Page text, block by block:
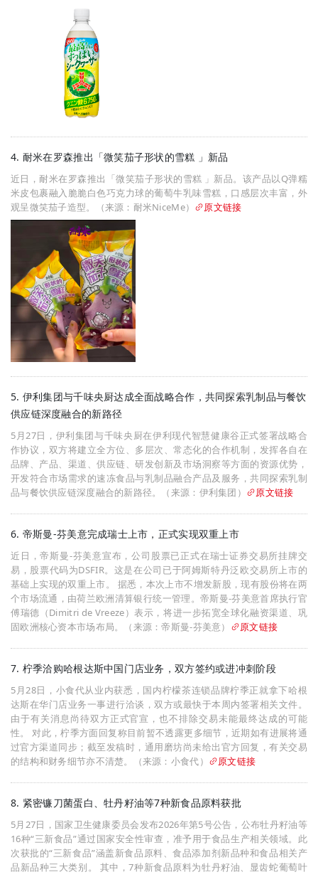
4. 耐米在罗森推出「微笑茄子形状的雪糕 」新品
近日，耐米在罗森推出「微笑茄子形状的雪糕 」新品。该产品以Q弹糯
米皮包裹融入脆脆白色巧克力球的葡萄牛乳味雪糕，口感层次丰富，外
观呈微笑茄子造型。（来源：耐米NiceMe）
原文链接
5. 伊利集团与千味央厨达成全面战略合作，共同探索乳制品与餐饮
供应链深度融合的新路径
5月27日，伊利集团与千味央厨在伊利现代智慧健康谷正式签署战略合
作协议，双方将建立全方位、多层次、常态化的合作机制，发挥各自在
品牌、产品、渠道、供应链、研发创新及市场洞察等方面的资源优势，
开发符合市场需求的速冻食品与乳制品融合产品及服务，共同探索乳制
品与餐饮供应链深度融合的新路径。（来源：伊利集团）
原文链接
6. 帝斯曼-芬美意完成瑞士上市，正式实现双重上市
近日，帝斯曼-芬美意宣布，公司股票已正式在瑞士证券交易所挂牌交
易，股票代码为DSFIR。这是在公司已于阿姆斯特丹泛欧交易所上市的
基础上实现的双重上市。 据悉，本次上市不增发新股，现有股份将在两
个市场流通，由荷兰欧洲清算银行统一管理。帝斯曼-芬美意首席执行官
傅瑞德（Dimitri de Vreeze）表示，将进一步拓宽全球化融资渠道、巩
固欧洲核心资本市场布局。（来源：帝斯曼-芬美意）
原文链接
7. 柠季洽购哈根达斯中国门店业务，双方签约或进冲刺阶段
5月28日，小食代从业内获悉，国内柠檬茶连锁品牌柠季正就拿下哈根
达斯在华门店业务一事进行洽谈，双方或最快于本周内签署相关文件。
由于有关消息尚待双方正式官宣，也不排除交易未能最终达成的可能
性。 对此，柠季方面回复称目前暂不透露更多细节，近期如有进展将通
过官方渠道同步；截至发稿时，通用磨坊尚未给出官方回复，有关交易
的结构和财务细节亦不清楚。（来源：小食代）
原文链接
8. 紧密镰刀菌蛋白、牡丹籽油等7种新食品原料获批
5月27日，国家卫生健康委员会发布2026年第5号公告，公布牡丹籽油等
16种“三新食品”通过国家安全性审查，准予用于食品生产相关领域。此
次获批的“三新食品”涵盖新食品原料、食品添加剂新品种和食品相关产
品新品种三大类别。 其中，7种新食品原料为牡丹籽油、显齿蛇葡萄叶